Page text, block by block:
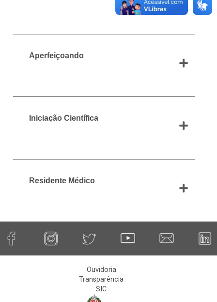
Aperfeiçoando
Iniciação Científica
Residente Médico
Ouvidoria
Transparência
SIC